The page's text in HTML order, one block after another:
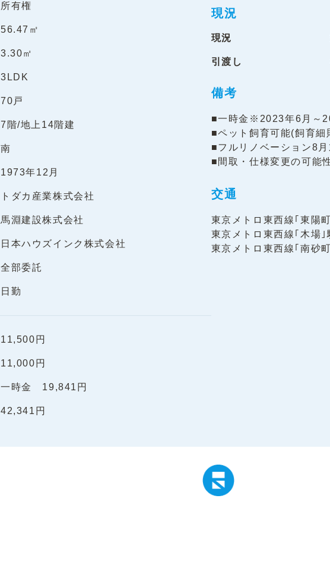
所有権
56.47㎡
3.30㎡
3LDK
70戸
7階/地上14階建
南
1973年12月
トダカ産業株式会社
馬淵建設株式会社
日本ハウズインク株式会社
全部委託
日勤
11,500円
11,000円
一時金 19,841円
42,341円
現況
現況
引渡し
備考
■一時金※2023年6月～
■ペット飼育可能(飼育
■フルリノベーション8
■間取・仕様変更の可能
交通
東京メトロ東西線｢東陽
東京メトロ東西線｢木場｣
東京メトロ東西線｢南砂